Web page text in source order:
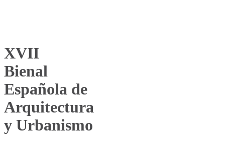
XVII
Bienal
Española de
Arquitectura
y Urbanismo